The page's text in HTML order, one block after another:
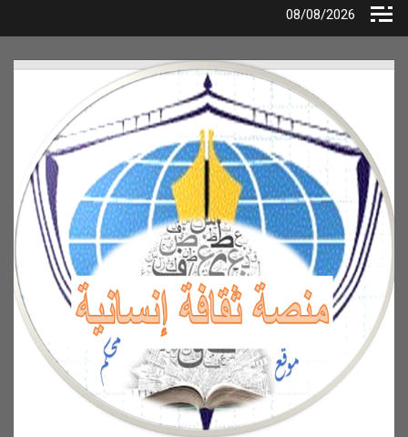
Skip
08/08/2026